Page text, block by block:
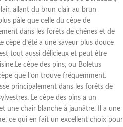
allant du brun clair au brun
pâle que celle du cèpe de
dans les forêts de chênes et de
cèpe d’été a une saveur plus douce
tout aussi délicieux et peut être
cèpe des pins, ou Boletus
que l’on trouve fréquemment.
principalement dans les forêts de
Le cèpe des pins a un
une chair blanche à jaunâtre. Il a une
ce qui en fait un excellent choix pour